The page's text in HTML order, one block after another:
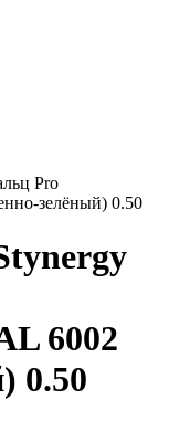
Pro
зелёный) 0.50
6002
0.50